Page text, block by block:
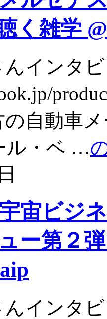
く雑学
んインタ
自動車
ル・ベ …
宙ビジ
ー第２
んインタ